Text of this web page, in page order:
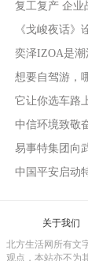
复工复产 企业
《戈峻夜话》
奕泽IZOA是
想要自驾游，
它让你选车路
中信环境致敬
易事特集团向
中国平安启动
关于我们
北方生活网所有文
观点，本站亦不为